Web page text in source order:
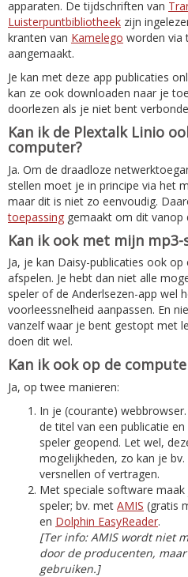
apparaten. De tijdschriften van
Luisterpuntbibliotheek zijn
kranten van Kamelego worden via
aangemaakt.
Je kan met deze app publicaties
kan ze ook downloaden naar je
doorlezen als je niet bent
Kan ik de Plextalk Linio
computer?
Ja. Om de draadloze
stellen moet je in principe via het
maar dit is niet zo eenvoudig.
toepassing gemaakt om dit vanop
Kan ik ook met mijn mp3-
Ja, je kan Daisy-publicaties ook
afspelen. Je hebt dan niet alle
speler of de Anderlsezen-app wel
voorleessnelheid aanpassen. En
vanzelf waar je bent gestopt met
doen dit wel.
Kan ik ook op de
Ja, op twee manieren:
In je (courante)
de titel van een publicatie
speler geopend. Let wel,
mogelijkheden, zo kan je
versnellen of vertragen.
Met speciale software
speler; bv. met AMIS (gratis
en Dolphin EasyReader.
[Ter info: AMIS wordt niet
door de producenten,
gebruiken.]